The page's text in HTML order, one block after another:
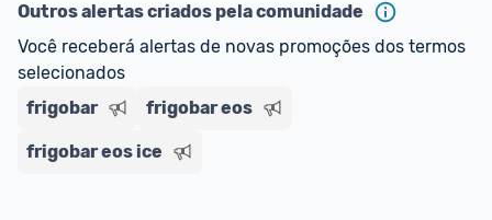
Outros alertas criados pela comunidade
Você receberá alertas de novas promoções dos termos
selecionados
frigobar
frigobar eos
frigobar eos ice